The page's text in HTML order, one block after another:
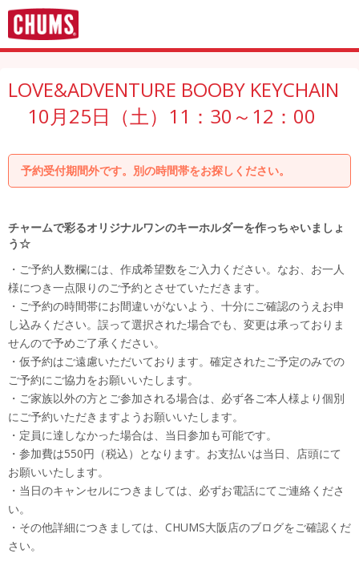
LOVE&ADVENTURE BOOBY KEYCHAIN
10月25日（土）11：30～12：00
予約受付期間外です。別の時間帯をお探しください。
チャームで彩るオリジナルワンのキーホルダーを作っちゃいましょ
う☆
・ご予約人数欄には、作成希望数をご入力ください。なお、お一人
様につき一点限りのご予約とさせていただきます。
・ご予約の時間帯にお間違いがないよう、十分にご確認のうえお申
し込みください。誤って選択された場合でも、変更は承っておりま
せんので予めご了承ください。
・仮予約はご遠慮いただいております。確定されたご予定のみでの
ご予約にご協力をお願いいたします。
・ご家族以外の方とご参加される場合は、必ず各ご本人様より個別
にご予約いただきますようお願いいたします。
・定員に達しなかった場合は、当日参加も可能です。
・参加費は550円（税込）となります。お支払いは当日、店頭にて
お願いいたします。
・当日のキャンセルにつきましては、必ずお電話にてご連絡くださ
い。
・その他詳細につきましては、CHUMS大阪店のブログをご確認くだ
さい。